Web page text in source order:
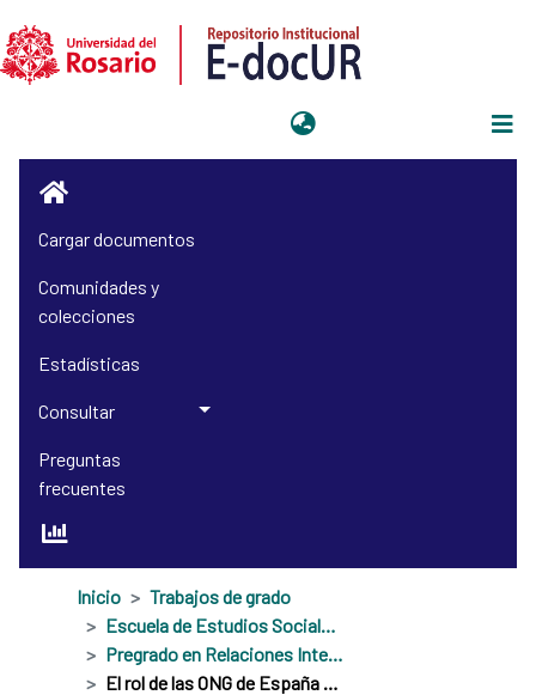
Cargar documentos
Comunidades y
colecciones
Estadísticas
Consultar
Preguntas
frecuentes
Inicio
Trabajos de grado
Escuela de Estudios Sociales, Políticos e Internacionales
Pregrado en Relaciones Internacionales
El rol de las ONG de España en el internacionalización de la causa de las Damas de Blanco. Estudio de caso: Solidaridad Española con Cuba (2005-2012)